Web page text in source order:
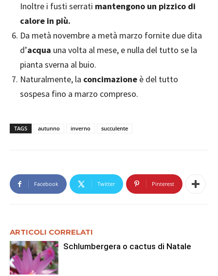
Inoltre i fusti serrati mantengono un pizzico di
calore in più.
Da metà novembre a metà marzo fornite due dita
d’acqua una volta al mese, e nulla del tutto se la
pianta sverna al buio.
Naturalmente, la concimazione è del tutto
sospesa fino a marzo compreso.
TAGS autunno inverno succulente
Facebook Twitter Pinterest
ARTICOLI CORRELATI
Schlumbergera o cactus di Natale